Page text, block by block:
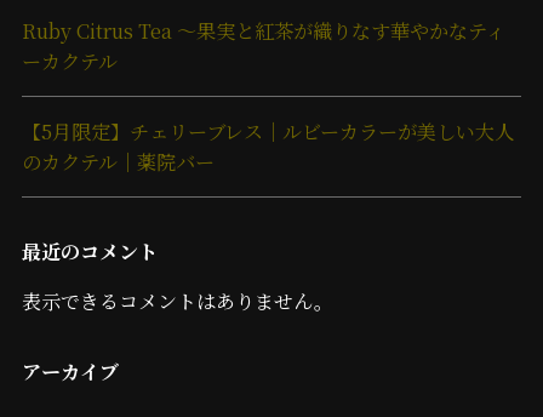
Ruby Citrus Tea ～果実と紅茶が織りなす華やかなティ
ーカクテル
【5月限定】チェリーブレス｜ルビーカラーが美しい大人
のカクテル｜薬院バー
最近のコメント
表示できるコメントはありません。
アーカイブ